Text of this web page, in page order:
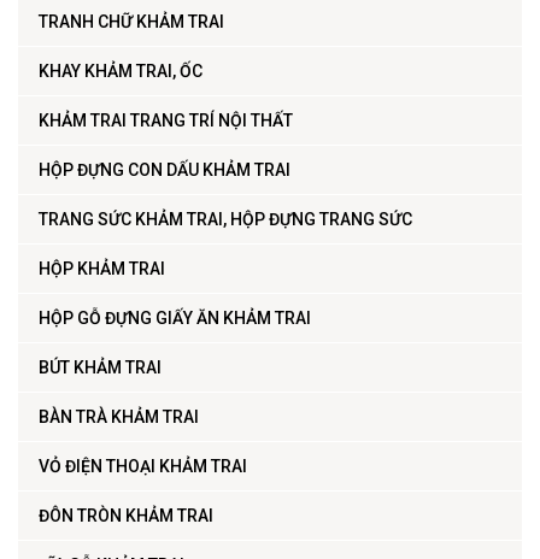
TRANH CHỮ KHẢM TRAI
KHAY KHẢM TRAI, ỐC
KHẢM TRAI TRANG TRÍ NỘI THẤT
HỘP ĐỰNG CON DẤU KHẢM TRAI
TRANG SỨC KHẢM TRAI, HỘP ĐỰNG TRANG SỨC
HỘP KHẢM TRAI
HỘP GỖ ĐỰNG GIẤY ĂN KHẢM TRAI
BÚT KHẢM TRAI
BÀN TRÀ KHẢM TRAI
VỎ ĐIỆN THOẠI KHẢM TRAI
ĐÔN TRÒN KHẢM TRAI